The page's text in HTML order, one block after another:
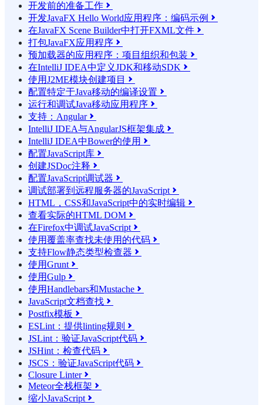
开发前的准备工作 
开发JavaFX Hello World应用程序：编码示例 
在JavaFX Scene Builder中打开FXML文件 
打包JavaFX应用程序 
预加载器的应用程序：项目组织和包装 
在IntelliJ IDEA中定义JDK和移动SDK 
使用J2ME模块创建项目 
配置特定于Java移动的编译设置 
运行和调试Java移动应用程序 
支持：Angular
IntelliJ IDEA与AngularJS框架集成 
IntelliJ IDEA中Bower的使用 
配置JavaScript库 
创建JSDoc注释 
配置JavaScript调试器 
调试部署到远程服务器的JavaScript 
HTML，CSS和JavaScript中的实时编辑 
查看实际的HTML DOM 
在Firefox中调试JavaScript 
使用覆盖率查找未使用的代码 
支持Flow静态类型检查器 
使用Grunt 
使用Gulp 
使用Handlebars和Mustache 
JavaScript文档查找 
Postfix模板 
ESLint：提供linting规则 
JSLint：验证JavaScript代码 
JSHint：检查代码 
JSCS：验证JavaScript代码 
Closure Linter
Meteor全栈框架 
缩小JavaScript 